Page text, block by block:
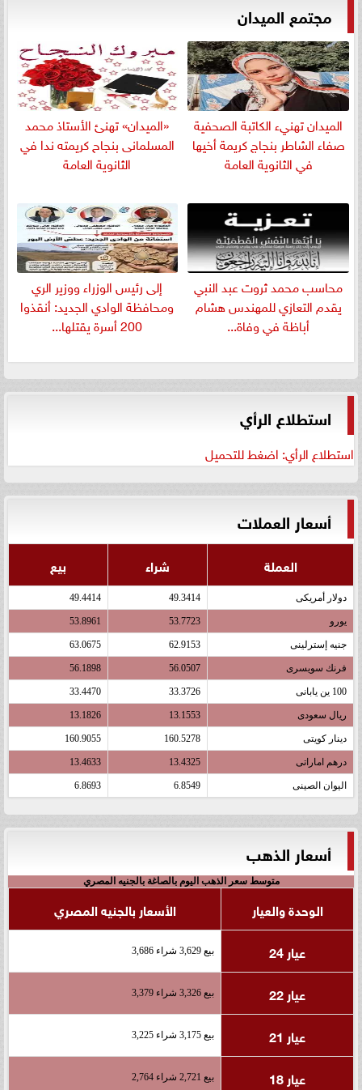
مجتمع الميدان
الميدان تهنيء الكاتبة الصحفية
صفاء الشاطر بنجاج كريمة أخيها
في الثانوية العامة
«الميدان» تهنئ الأستاذ محمد
المسلمانى بنجاح كريمته ندا في
الثانوية العامة
​محاسب محمد ثروت عبد النبي
يقدم التعازي للمهندس هشام
أباظة في وفاة...
إلى رئيس الوزراء ووزير الري
ومحافظة الوادي الجديد: أنقذوا
200 أسرة يقتلها...
استطلاع الرأي
استطلاع الرأي: اضغط للتحميل
أسعار العملات
العملة شراء بيع
دولار أمريكى 49.3414
49.4414
يورو 53.7723
53.8961
جنيه إسترلينى 62.9153
63.0675
فرنك سويسرى 56.0507
56.1898
100 ين يابانى 33.3726
33.4470
ريال سعودى 13.1553
13.1826
دينار كويتى 160.5278
160.9055
درهم اماراتى 13.4325
13.4633
اليوان الصينى 6.8549
6.8693
أسعار الذهب
متوسط سعر الذهب اليوم بالصاغة بالجنيه المصري
الوحدة والعيار
الأسعار بالجنيه المصري
عيار 24
بيع 3,629 شراء 3,686
عيار 22 بيع 3,326 شراء 3,379
عيار 21 بيع 3,175 شراء 3,225
عيار 18 بيع 2,721 شراء 2,764